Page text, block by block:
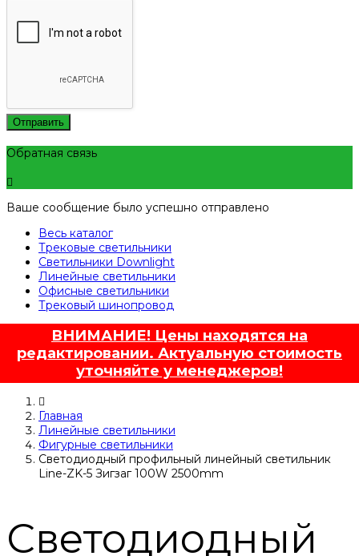
Отправить
Обратная связь
Ваше сообщение было успешно отправлено
Весь каталог
Трековые светильники
Светильники Downlight
Линейные светильники
Офисные светильники
Трековый шинопровод
ВНИМАНИЕ! Цены находятся на
редактировании. Актуальную стоимость
уточняйте у менеджеров!
Главная
Линейные светильники
Фигурные светильники
Светодиодный профильный линейный светильник
Line-ZK-5 Зигзаг 100W 2500mm
Светодиодный